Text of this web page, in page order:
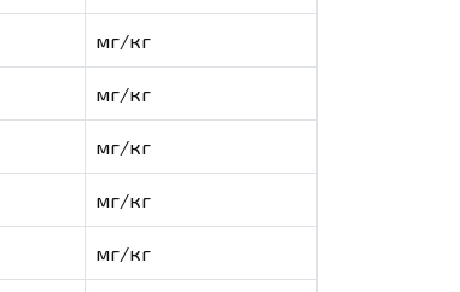
мг/кг
мг/кг
мг/кг
мг/кг
мг/кг